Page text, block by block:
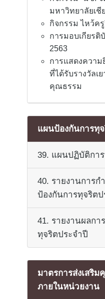
มหาวิทยาลัยเชี
กิจกรรม ไหว้ค
การมอบเกียรติ
2563
การแสดงควา
ที่ได้รับรางวัลเ
คุณธรรม
แผนป้องกันการทุ
39. แผนปฏิบัติกา
40. รายงานการ
ป้องกันการทุจริต
41. รายงานผลกา
ทุจริตประจำปี
มาตรการส่งเสริ
ภายในหน่วยงาน